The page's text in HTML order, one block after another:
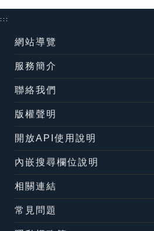
:::
網站導覽
服務簡介
聯絡我們
版權聲明
開放API使用說明
內嵌搜尋欄位說明
相關連結
常見問題